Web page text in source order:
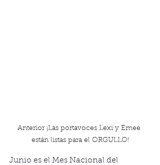
Anterior ¡Las portavoces Lexi y Emee
están listas para el ORGULLO!
Junio ​​es el Mes Nacional del